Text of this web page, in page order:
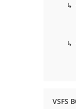
↳
↳
VSFS